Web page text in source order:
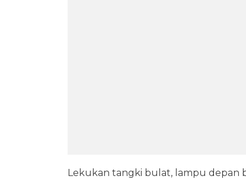
Lekukan tangki bulat, lampu depan